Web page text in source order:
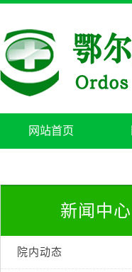
网站首页
新闻中心
院内动态